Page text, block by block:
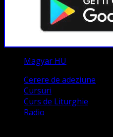
Magyar HU
Cerere de adeziune
Cursuri
Curs de Liturghie
Radio